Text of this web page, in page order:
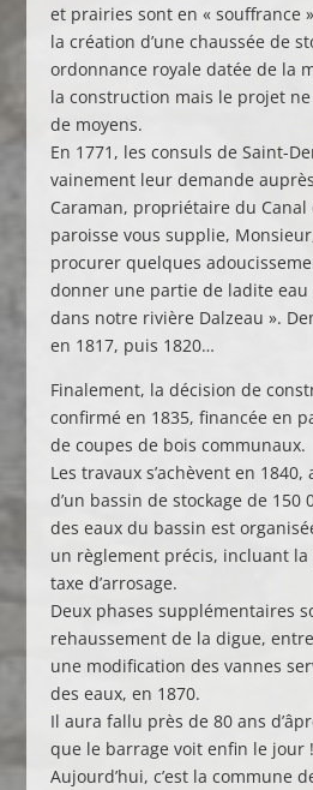
et prairies sont en « souffrance
la création d’une chaussée de
ordonnance royale datée de la
la construction mais le projet
de moyens.
En 1771, les consuls de Saint-
vainement leur demande
Caraman, propriétaire du Canal
paroisse vous supplie,
procurer quelques
donner une partie de ladite
dans notre rivière Dalzeau ».
en 1817, puis 1820…
Finalement, la décision de
confirmé en 1835, financée en
de coupes de bois communaux.
Les travaux s’achèvent en
d’un bassin de stockage de 150
des eaux du bassin est
un règlement précis, incluant la
taxe d’arrosage.
Deux phases supplémentaires
rehaussement de la digue,
une modification des vannes
des eaux, en 1870.
Il aura fallu près de 80 ans
que le barrage voit enfin le jour !
Aujourd’hui, c’est la commune